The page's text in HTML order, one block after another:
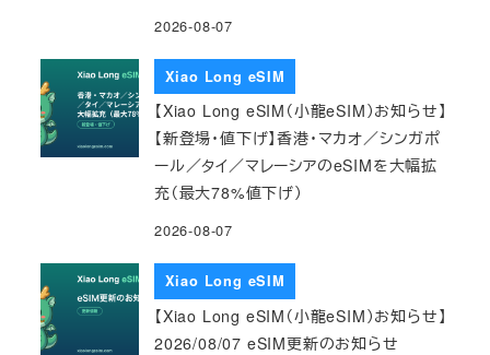
2026-08-07
Xiao Long eSIM
【Xiao Long eSIM（小龍eSIM）お知らせ】
【新登場・値下げ】香港・マカオ／シンガポ
ール／タイ／マレーシアのeSIMを大幅拡
充（最大78%値下げ）
2026-08-07
Xiao Long eSIM
【Xiao Long eSIM（小龍eSIM）お知らせ】
2026/08/07 eSIM更新のお知らせ